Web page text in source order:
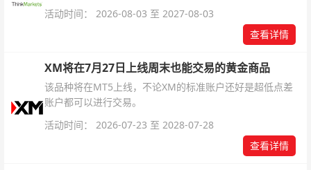
杆配置、支持软件及交易细则。
活动时间： 2026-08-03 至 2027-08-03
查看详情
XM将在7月27日上线周末也能交易的黄金商品
该品种将在MT5上线，不论XM的标准账户还好是超低点差
账户都可以进行交易。
活动时间： 2026-07-23 至 2028-07-28
查看详情